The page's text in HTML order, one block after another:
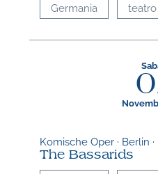
Germania
Komische Oper · Berlin
The Bassarids